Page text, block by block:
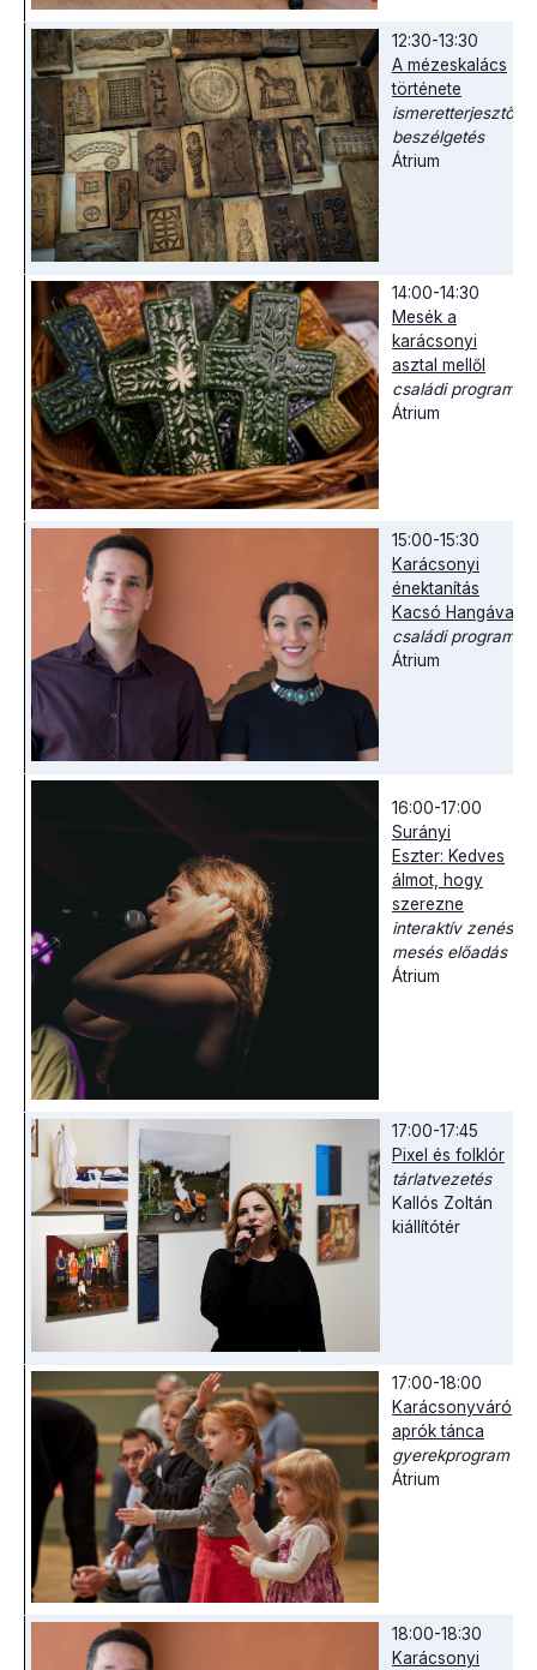
12:30-13:30
A mézeskalács
története
ismeretterjesztő
beszélgetés
Átrium
14:00-14:30
Mesék a
karácsonyi
asztal mellől
családi program
Átrium
15:00-15:30
Karácsonyi
énektanítás
Kacsó Hangával
családi program
Átrium
16:00-17:00
Surányi
Eszter: Kedves
álmot, hogy
szerezne
interaktív zenés-
mesés előadás
Átrium
17:00-17:45
Pixel és folklór
tárlatvezetés
Kallós Zoltán
kiállítótér
17:00-18:00
Karácsonyváró
aprók tánca
gyerekprogram
Átrium
18:00-18:30
Karácsonyi